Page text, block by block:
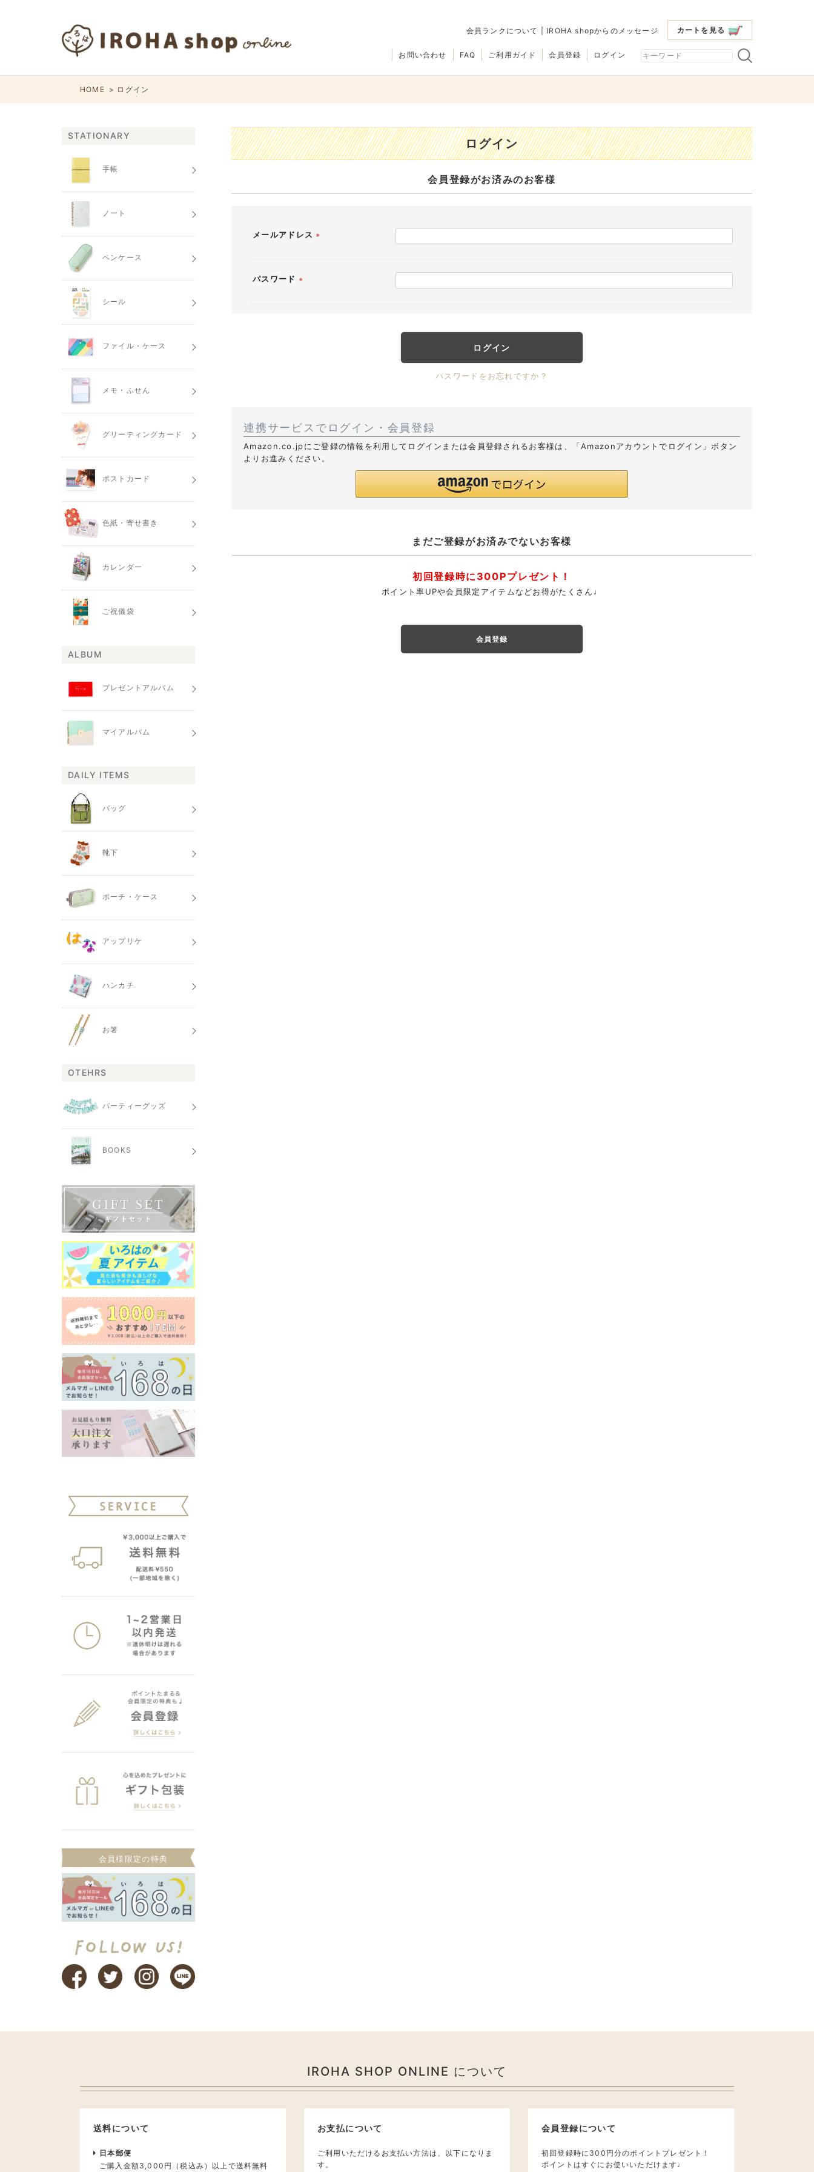
カートを見る
会員ランクについて IROHA shopからのメッセージ
会員登録 ログイン
ご利用ガイド
FAQ
お問い合わせ
HOME ログイン
ログイン
会員登録がお済みのお客様
メールアドレス
パスワード
ログイン
パスワードをお忘れですか？
連携サービスでログイン・会員登録
Amazon.co.jpにご登録の情報を利用してログインまたは会員登録されるお客様は、「Amazonアカウントでログイン」ボタン
よりお進みください。
まだご登録がお済みでないお客様
初回登録時に300Pプレゼント！
ポイント率UPや会員限定アイテムなどお得がたくさん♩
会員登録
STATIONARY
手帳
ノート
ペンケース
シール
ファイル・ケース
メモ・ふせん
グリーティングカード
ポストカード
色紙・寄せ書き
カレンダー
ご祝儀袋
ALBUM
プレゼントアルバム
マイアルバム
DAILY ITEMS
バッグ
靴下
ポーチ・ケース
アップリケ
ハンカチ
お箸
OTEHRS
パーティーグッズ
BOOKS
会員様限定の特典
IROHA SHOP ONLINE について
送料について
日本郵便
ご購入金額3,000円（税込み）以上で送料無料
お支払について
ご利用いただけるお支払い方法は、以下になりま
す。
会員登録について
初回登録時に300円分のポイントプレゼント！
ポイントはすぐにお使いいただけます♩